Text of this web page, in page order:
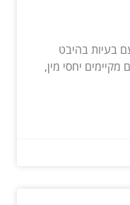
בעיות בהיבט
יחסי מין,